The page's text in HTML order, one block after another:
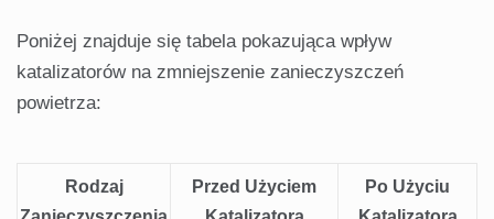
Poniżej znajduje się tabela pokazująca wpływ
katalizatorów na zmniejszenie zanieczyszczeń
powietrza:
Rodzaj
Przed Użyciem
Po Użyciu